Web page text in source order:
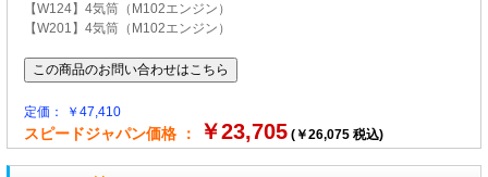
【W124】4気筒（M102エンジン）
【W201】4気筒（M102エンジン）
定価： ￥47,410
スピードジャパン価格 ： ￥23,705 (￥26,075 税込)